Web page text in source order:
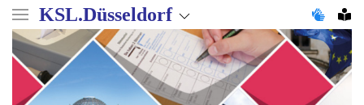
Direkt
zum
Inhalt
KSL.Düsseldorf